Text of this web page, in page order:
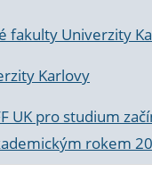
fakulty Univerzity
Karlovy
UK pro studium
rokem